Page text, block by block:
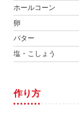
ホールコーン
卵
バター
塩・こしょう
作り方